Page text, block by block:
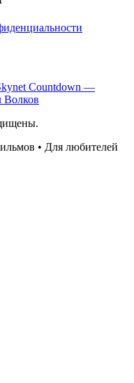
Countdown —
Волков
• Для любителей